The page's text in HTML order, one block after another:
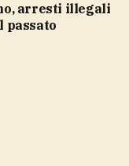
passato